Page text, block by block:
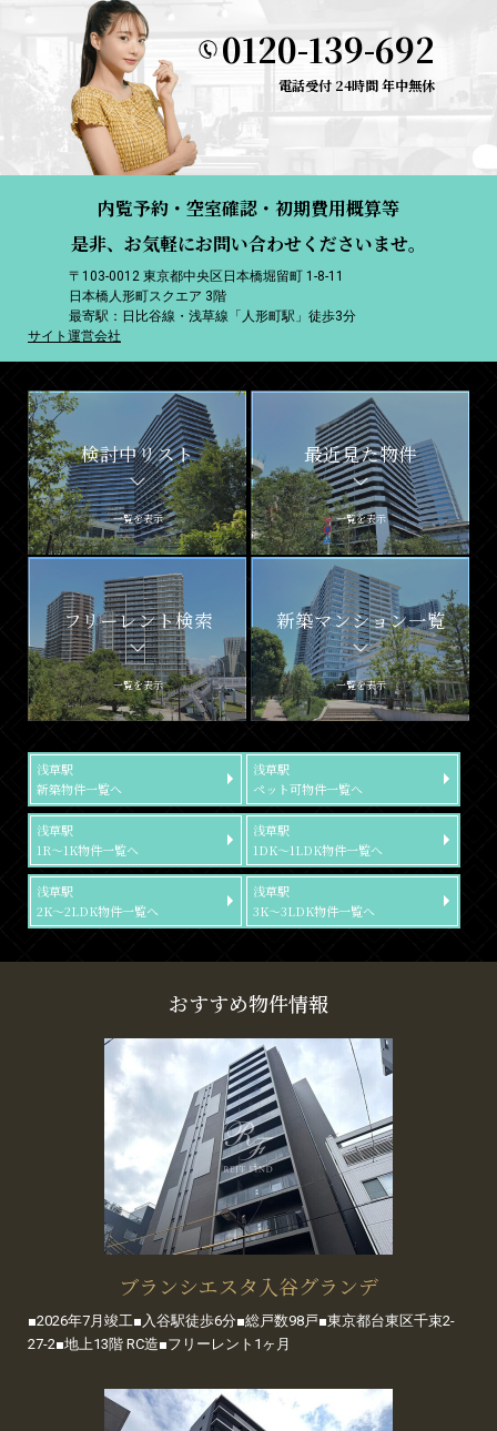
0120-139-692
電話受付 24時間 年中無休
内覧予約・空室確認・初期費用概算等
是非、お気軽にお問い合わせくださいませ。
〒103-0012 東京都中央区日本橋堀留町 1-8-11
日本橋人形町スクエア 3階
最寄駅：日比谷線・浅草線「人形町駅」徒歩3分
サイト運営会社
検討中リスト
一覧を表示
最近見た物件
一覧を表示
フリーレント検索
一覧を表示
新築マンション一覧
一覧を表示
浅草駅
新築物件一覧へ
浅草駅
ペット可物件一覧へ
浅草駅
1R～1K物件一覧へ
浅草駅
1DK～1LDK物件一覧へ
浅草駅
2K～2LDK物件一覧へ
浅草駅
3K～3LDK物件一覧へ
おすすめ物件情報
ブランシエスタ入谷グランデ
■2026年7月竣工■入谷駅徒歩6分■総戸数98戸■東京都台東区千束2-
27-2■地上13階 RC造■フリーレント1ヶ月